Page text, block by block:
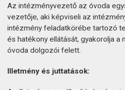
Az intézményvezető az óvoda
vezetője, aki képviseli az
intézmény feladatkörébe tartozó
és hatékony ellátását, gyakorolja a
óvoda dolgozói felett.
Illetmény és juttatások: